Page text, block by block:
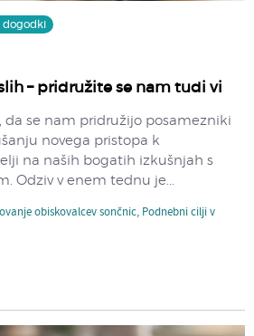
dogodki
– pridružite se nam tudi vi
da se nam pridružijo posamezniki
novega pristopa k
na naših bogatih izkušnjah s
Odziv v enem tednu je...
obiskovalcev sončnic, Podnebni cilji v